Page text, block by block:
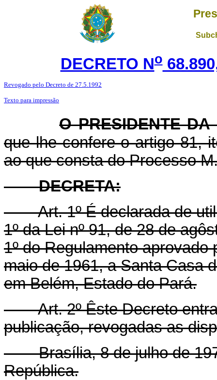
DECRETO No
Revogado pelo Decreto de 27.5.1992
Texto para impressão
O PRESIDENTE DA
que lhe confere o artigo 81,
ao que consta do Processo
DECRETA:
Art. 1º É declarada de
1º da Lei nº 91, de 28 de
1º do Regulamento aprovado
maio de 1961, a Santa Casa
em Belém, Estado do Pará.
Art. 2º Êste Decreto
publicação, revogadas as
Brasília, 8 de julho de
República.